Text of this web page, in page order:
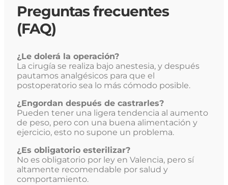
Preguntas frecuentes
(FAQ)
¿Le dolerá la operación?
La cirugía se realiza bajo anestesia, y después
pautamos analgésicos para que el
postoperatorio sea lo más cómodo posible.
¿Engordan después de castrarles?
Pueden tener una ligera tendencia al aumento
de peso, pero con una buena alimentación y
ejercicio, esto no supone un problema.
¿Es obligatorio esterilizar?
No es obligatorio por ley en Valencia, pero sí
altamente recomendable por salud y
comportamiento.